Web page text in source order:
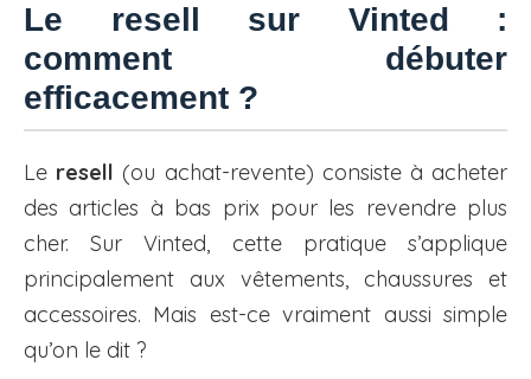
Le resell sur Vinted :
comment débuter
efficacement ?
Le resell (ou achat-revente) consiste à acheter
des articles à bas prix pour les revendre plus
cher. Sur Vinted, cette pratique s’applique
principalement aux vêtements, chaussures et
accessoires. Mais est-ce vraiment aussi simple
qu’on le dit ?